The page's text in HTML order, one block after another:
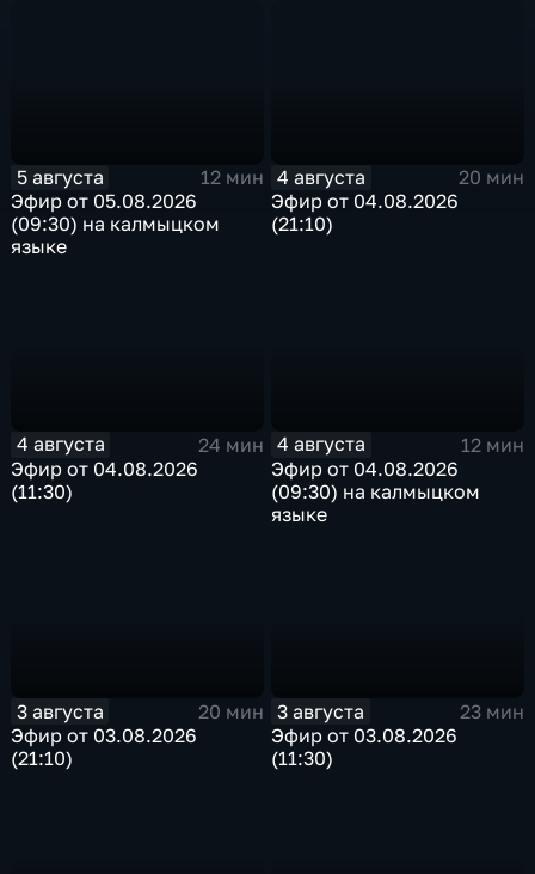
5 августа
12 мин
Эфир от 05.08.2026
(09:30) на калмыцком
языке
4 августа
20 мин
Эфир от 04.08.2026
(21:10)
4 августа
24 мин
Эфир от 04.08.2026
(11:30)
4 августа
12 мин
Эфир от 04.08.2026
(09:30) на калмыцком
языке
3 августа
20 мин
Эфир от 03.08.2026
(21:10)
3 августа
23 мин
Эфир от 03.08.2026
(11:30)